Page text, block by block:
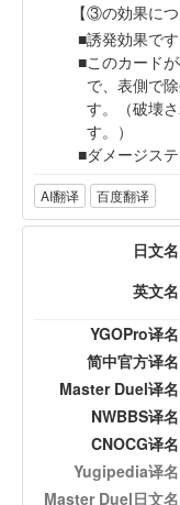
【③の効果につ
誘発効果です
このカード
で、表側で
す。（破壊
す。）
ダメージス
AI翻译 百度翻译
日文名
英文名
YGOPro译名
简中官方译名
Master Duel译名
NWBBS译名
CNOCG译名
Yugipedia译名
Master Duel日文名